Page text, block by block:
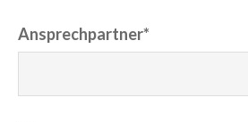
Ansprechpartner*